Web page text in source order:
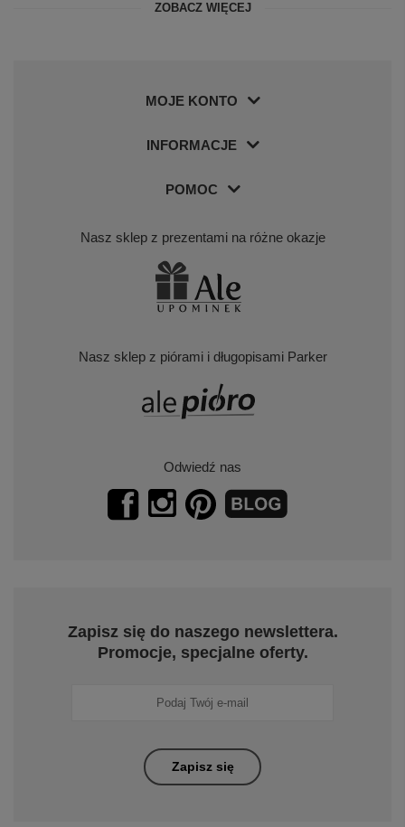
ZOBACZ WIĘCEJ
MOJE KONTO
INFORMACJE
POMOC
Nasz sklep z prezentami na różne okazje
Nasz sklep z piórami i długopisami Parker
Odwiedź nas
Zapisz się do naszego newslettera.
Promocje, specjalne oferty.
Zapisz się